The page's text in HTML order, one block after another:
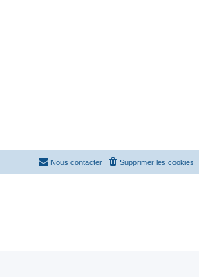
Supprimer les cookies
Nous contacter